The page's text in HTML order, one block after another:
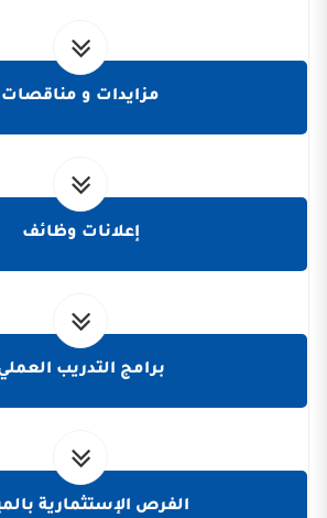
مزايدات و مناقصات
إعلانات وظائف
برامج التدريب
الفرص الإستثمارية